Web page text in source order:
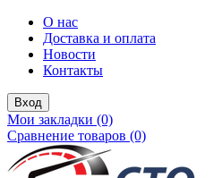
О нас
Доставка и оплата
Новости
Контакты
Вход
Мои закладки (0)
Сравнение товаров (0)